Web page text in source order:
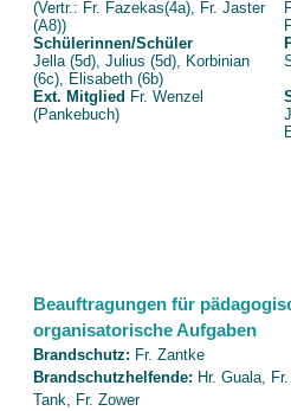
(Vertr.: Fr. Fazekas(4a), Fr. Jaster
(A8))
Schülerinnen/Schüler
Jella (5d), Julius (5d), Korbinian
(6c), Elisabeth (6b)
Ext. Mitglied Fr. Wenzel
(Pankebuch)
Beauftragungen für
organisatorische Aufgaben
Brandschutz: Fr. Zantke
Brandschutzhelfende: Hr. Guala,
Tank, Fr. Zower